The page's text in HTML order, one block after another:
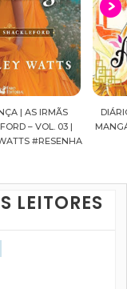
| AS IRMÃS
– VOL. 03 |
#RESENHA
LEITORES